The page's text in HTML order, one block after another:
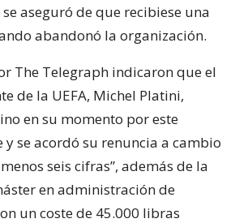
aseguró de que recibiese una
abandonó la organización.
The Telegraph indicaron que el
de la UEFA, Michel Platini,
en su momento por este
se acordó su renuncia a cambio
seis cifras”, además de la
en administración de
un coste de 45.000 libras